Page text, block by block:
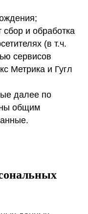
сбор и обработка
(в т.ч.
сервисов
Метрика и Гугл
далее по
общим